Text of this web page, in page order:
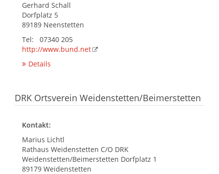
Gerhard Schall
Dorfplatz 5
89189 Neenstetten
Tel: 07340 205
http://www.bund.net
Details
DRK Ortsverein Weidenstetten/Beimerstetten
Kontakt:
Marius Lichtl
Rathaus Weidenstetten C/O DRK
Weidenstetten/Beimerstetten Dorfplatz 1
89179 Weidenstetten